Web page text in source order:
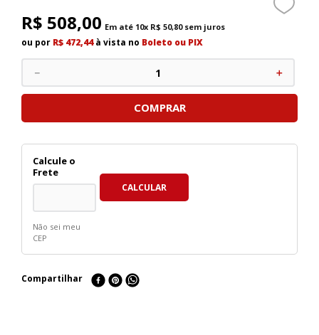
R$ 508,00 Em até 10x R$ 50,80sem juros
ou por R$ 472,44à vista no Boleto ou PIX
＋
－
COMPRAR
Não sei meu
CEP
Compartilhar